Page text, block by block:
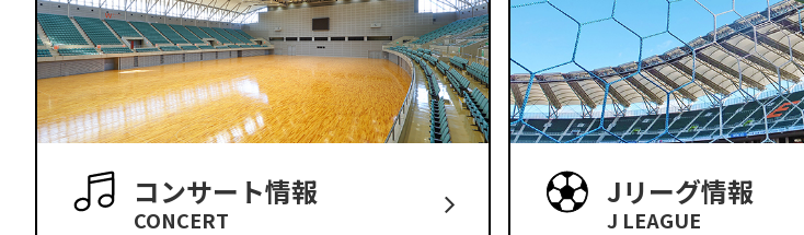
コンサート情報
CONCERT
Jリーグ情報
J LEAGUE